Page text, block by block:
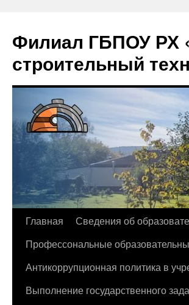
Филиал ГБПОУ РХ
строительный
Перейти
содержимому
Главная
Сведения об
Профессональные
Антикоррупционная политика в
Выполнение государственного